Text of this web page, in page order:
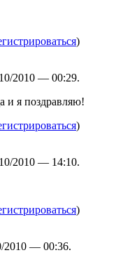
)
2010 — 00:29.
и я поздравляю!
)
2010 — 14:10.
)
2010 — 00:36.